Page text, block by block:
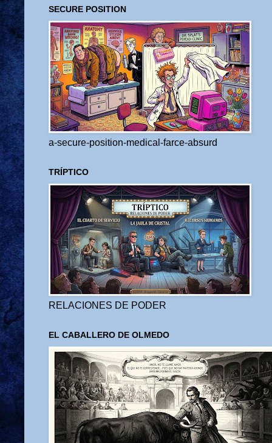
SECURE POSITION
a-secure-position-medical-farce-absurd
TRÍPTICO
RELACIONES DE PODER
EL CABALLERO DE OLMEDO